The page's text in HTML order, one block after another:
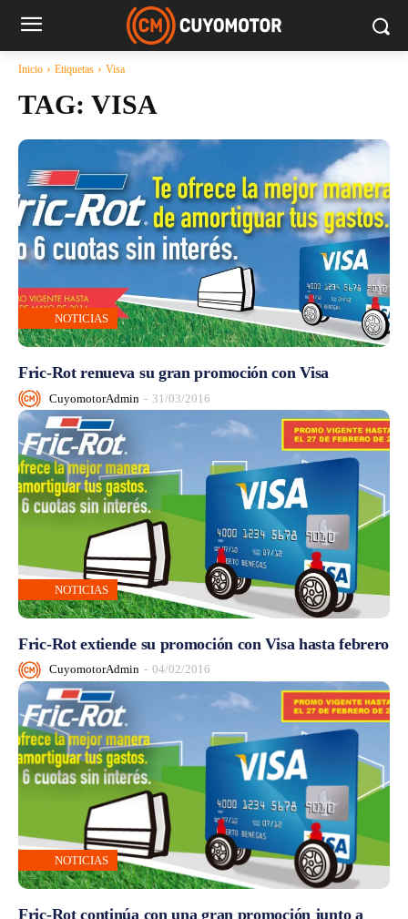
Inicio Etiquetas Visa
TAG: VISA
NOTICIAS
Fric-Rot renueva su gran promoción con Visa
CuyomotorAdmin - 31/03/2016
NOTICIAS
Fric-Rot extiende su promoción con Visa hasta febrero
CuyomotorAdmin - 04/02/2016
NOTICIAS
Fric‐Rot continúa con una gran promoción junto a